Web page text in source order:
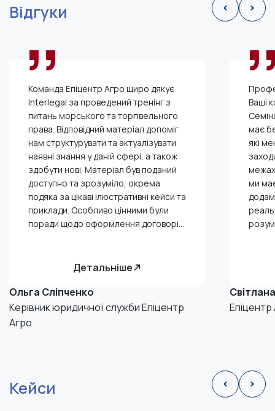
Відгуки
’’
Команда Епіцентр Агро щиро дякує
Interlegal за проведений тренінг з
питань морського та торгівельного
права. Відповідний матеріал допоміг
нам структурувати та актуалізувати
наявні знання у даній сфері, а також
здобути нові. Матеріал був поданий
доступно та зрозуміло, окрема
подяка за цікаві ілюстративні кейси та
приклади. Особливо цінними були
поради щодо оформлення договорі...
Детальніше
Ольга Сліпченко
Керівник юридичної служби Епіцентр
Агро
’’
Ваші
має
які
межах
ми
додам
Кейси